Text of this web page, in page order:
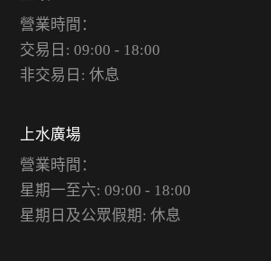
營業時間：
交易日: 09:00 - 18:00
非交易日: 休息
上水廣場
營業時間：
星期一至六: 09:00 - 18:00
星期日及公眾假期: 休息